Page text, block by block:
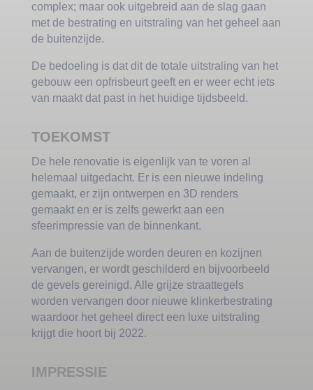
complex; maar ook uitgebreid aan de slag gaan
met de bestrating en uitstraling van het geheel aan
de buitenzijde.
De bedoeling is dat dit de totale uitstraling van het
gebouw een opfrisbeurt geeft en er weer echt iets
van maakt dat past in het huidige tijdsbeeld.
TOEKOMST
De hele renovatie is eigenlijk van te voren al
helemaal uitgedacht. Er is een nieuwe indeling
gemaakt, er zijn ontwerpen en 3D renders
gemaakt en er is zelfs gewerkt aan een
sfeerimpressie van de binnenkant.
Aan de buitenzijde worden deuren en kozijnen
vervangen, er wordt geschilderd en bijvoorbeeld
de gevels gereinigd. Alle grijze straattegels
worden vervangen door nieuwe klinkerbestrating
waardoor het geheel direct een luxe uitstraling
krijgt die hoort bij 2022.
IMPRESSIE